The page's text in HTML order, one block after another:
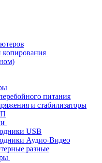
копирования
питания
и стабилизаторы
USB
Аудио-Видео
разные